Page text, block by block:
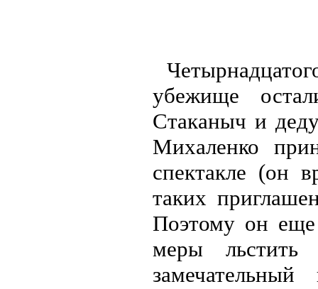
убежище
Стаканыч и
Михаленко
спектакле (он
таких
Поэтому он еще
меры льстить